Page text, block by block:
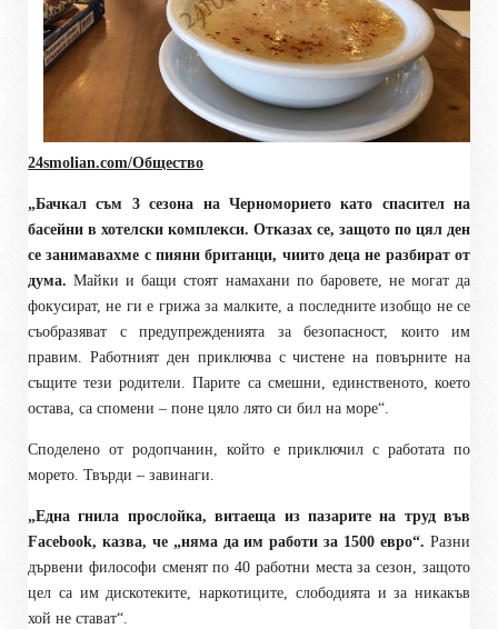
24smolian.com/Общество
„Бачкал съм 3 сезона на Черноморието като спасител на
басейни в хотелски комплекси. Отказах се, защото по цял ден
се занимавахме с пияни британци, чиито деца не разбират от
дума. Майки и бащи стоят намахани по баровете, не могат да
фокусират, не ги е грижа за малките, а последните изобщо не се
съобразяват с предупрежденията за безопасност, които им
правим. Работният ден приключва с чистене на повърните на
същите тези родители. Парите са смешни, единственото, което
остава, са спомени – поне цяло лято си бил на море“.
Споделено от родопчанин, който е приключил с работата по
морето. Твърди – завинаги.
„Една гнила прослойка, витаеща из пазарите на труд във
Facebook, казва, че „няма да им работи за 1500 евро“. Разни
дървени философи сменят по 40 работни места за сезон, защото
цел са им дискотеките, наркотиците, слободията и за никакъв
хой не стават“.